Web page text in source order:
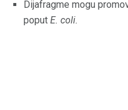
Dijafragme mogu
poput E. coli.